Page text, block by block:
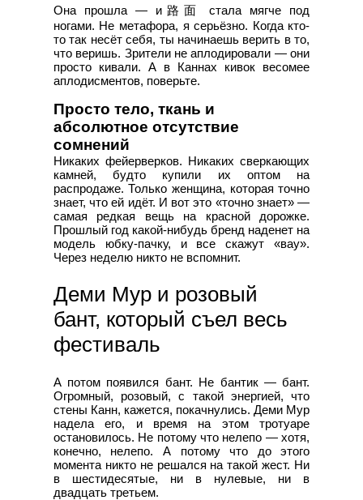
Она прошла — и路面 стала мягче под
ногами. Не метафора, я серьёзно. Когда кто-
то так несёт себя, ты начинаешь верить в то,
что веришь. Зрители не аплодировали — они
просто кивали. А в Каннах кивок весомее
аплодисментов, поверьте.
Просто тело, ткань и
абсолютное отсутствие
сомнений
Никаких фейерверков. Никаких сверкающих
камней, будто купили их оптом на
распродаже. Только женщина, которая точно
знает, что ей идёт. И вот это «точно знает» —
самая редкая вещь на красной дорожке.
Прошлый год какой-нибудь бренд наденет на
модель юбку-пачку, и все скажут «вау».
Через неделю никто не вспомнит.
Деми Мур и розовый
бант, который съел весь
фестиваль
А потом появился бант. Не бантик — бант.
Огромный, розовый, с такой энергией, что
стены Канн, кажется, покачнулись. Деми Мур
надела его, и время на этом тротуаре
остановилось. Не потому что нелепо — хотя,
конечно, нелепо. А потому что до этого
момента никто не решался на такой жест. Ни
в шестидесятые, ни в нулевые, ни в
двадцать третьем.